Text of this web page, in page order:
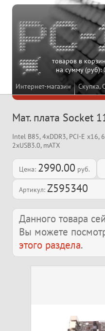
Интернет-магазин Скупка,
товаров в
на сумму (руб):
Мат. плата Socket
Intel B85, 4xDDR3, PCI-E x16,
2xUSB3.0, mATX
Цена: 2990.00 руб.
Артикул: Z595340
Данного товара
Вы можете
этого раздела.